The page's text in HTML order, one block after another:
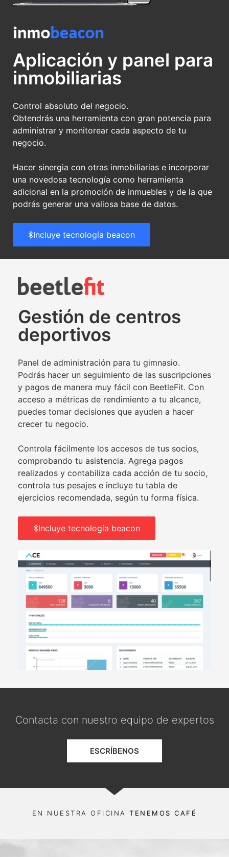
Aplicación y panel para
inmobiliarias
Control absoluto del negocio.
Obtendrás una herramienta con gran potencia para
administrar y monitorear cada aspecto de tu
negocio.
Hacer sinergia con otras inmobiliarias e incorporar
una novedosa tecnología como herramienta
adicional en la promoción de inmuebles y de la que
podrás generar una valiosa base de datos.
Incluye tecnología beacon
Gestión de centros
deportivos
Panel de administración para tu gimnasio.
Podrás hacer un seguimiento de las suscripciones
y pagos de manera muy fácil con BeetleFit. Con
acceso a métricas de rendimiento a tu alcance,
puedes tomar decisiones que ayuden a hacer
crecer tu negocio.
Controla fácilmente los accesos de tus socios,
comprobando tu asistencia. Agrega pagos
realizados y contabiliza cada acción de tu socio,
controla tus pesajes e incluye tu tabla de
ejercicios recomendada, según tu forma física.
Incluye tecnología beacon
Contacta con nuestro equipo de expertos
ESCRÍBENOS
EN NUESTRA OFICINATENEMOS CAFÉ